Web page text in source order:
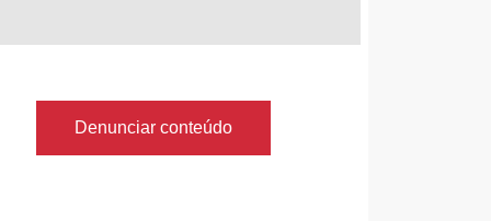
Denunciar conteúdo